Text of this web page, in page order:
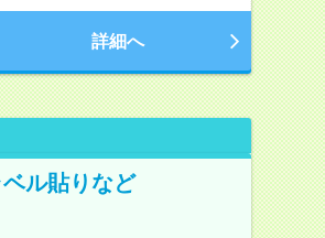
詳細へ
ル貼りなど